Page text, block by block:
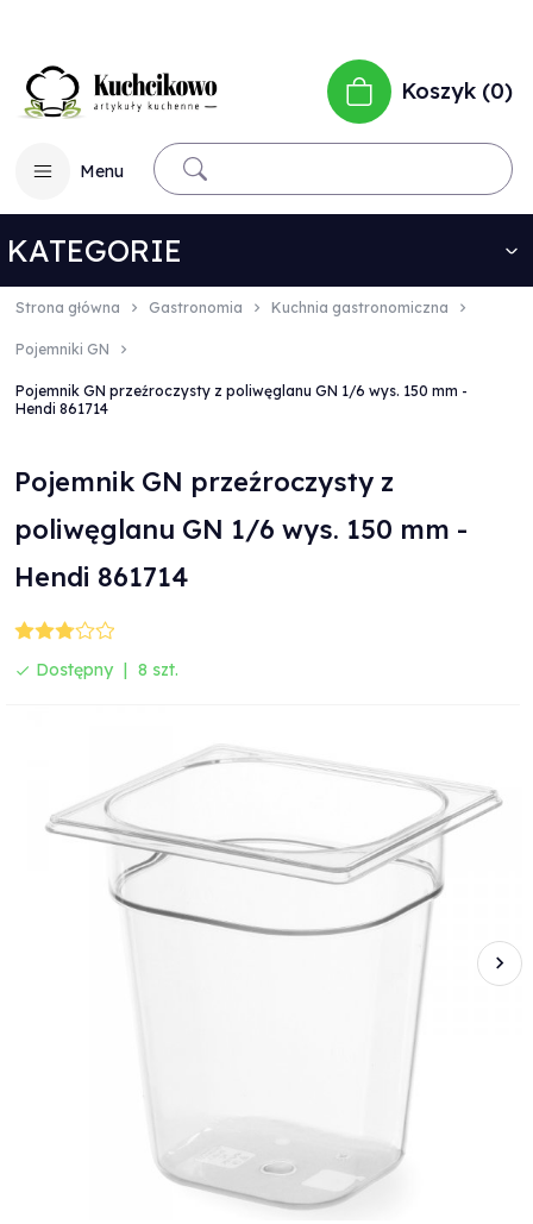
Menu
Koszyk 0
KATEGORIE
Strona główna Gastronomia Kuchnia gastronomiczna
Pojemniki GN
Pojemnik GN przeźroczysty z poliwęglanu GN 1/6 wys. 150 mm -
Hendi 861714
Pojemnik GN przeźroczysty z
poliwęglanu GN 1/6 wys. 150 mm -
Hendi 861714
Dostępny 8 szt.